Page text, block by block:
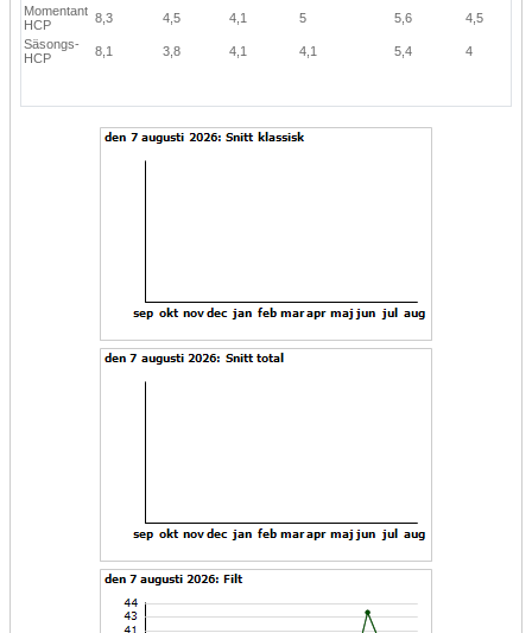
Momentant
HCP
8,3 4,5 4,1 5 5,6
4,5
Säsongs-
HCP
8,1 3,8 4,1 4,1 5,4 4